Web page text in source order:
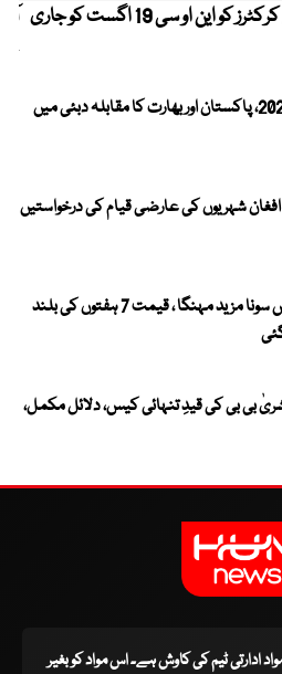
کیریبین پریمیئر لیگ ، قومی کرکٹرز کو این او سی 19 اگست کو جاری
ویمنز ایشیا کپ 2026، پاکستان اور بھارت کا مقابلہ دبئی میں
افغان شہریوں کی عارضی قیام کی درخواستیں
عالمی مارکیٹ میں سونا مزید مہنگا ، قیمت 7 ہفتوں کی بلند
بی بی کی قیدِ تنہائی کیس، دلائل مکمل،
ادارتی ٹیم کی کاوش ہے۔ اس مواد کو بغیر